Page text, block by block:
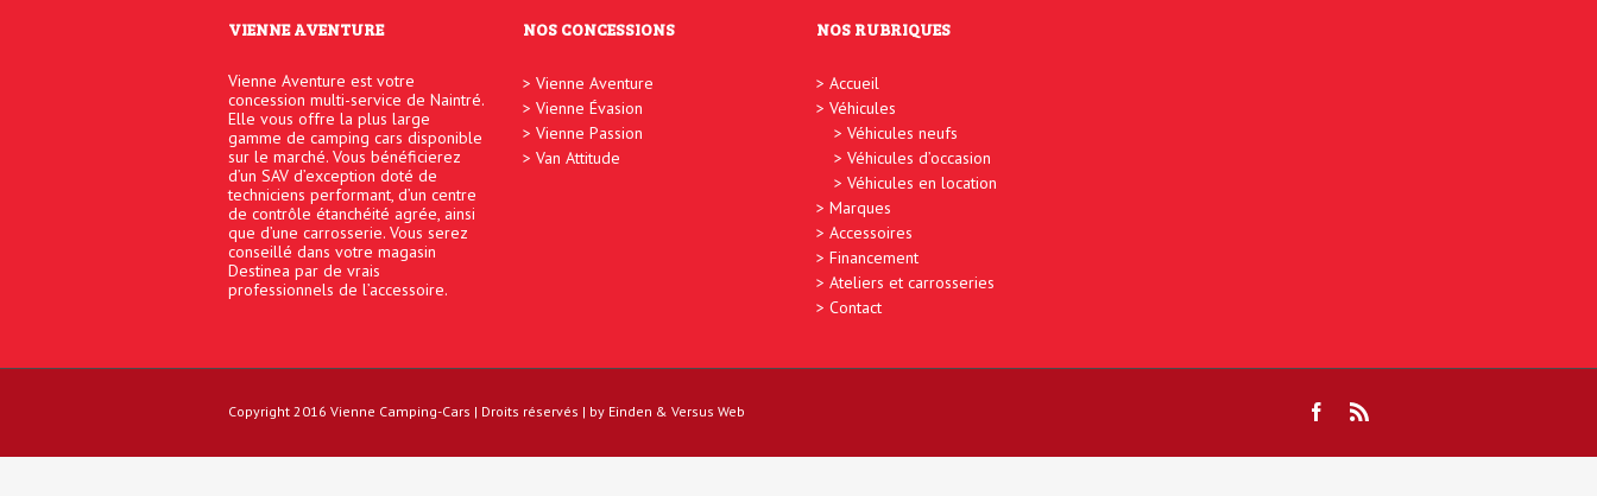
VIENNE AVENTURE
Vienne Aventure est votre
concession multi-service de Naintré.
Elle vous offre la plus large
gamme de camping cars disponible
sur le marché. Vous bénéficierez
d’un SAV d’exception doté de
techniciens performant, d’un centre
de contrôle étanchéité agrée, ainsi
que d’une carrosserie. Vous serez
conseillé dans votre magasin
Destinea par de vrais
professionnels de l’accessoire.
NOS CONCESSIONS
Vienne Aventure
Vienne Évasion
Vienne Passion
Van Attitude
NOS RUBRIQUES
Accueil
Véhicules
Véhicules neufs
Véhicules d’occasion
Véhicules en location
Marques
Accessoires
Financement
Ateliers et carrosseries
Contact
Copyright 2016 Vienne Camping-Cars | Droits réservés | by Einden & Versus Web